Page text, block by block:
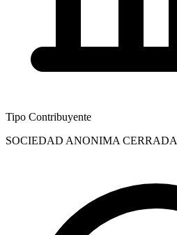
Tipo Contribuyente
SOCIEDAD ANONIMA CERRADA